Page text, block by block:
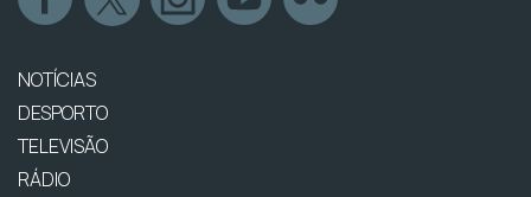
NOTÍCIAS
DESPORTO
TELEVISÃO
RÁDIO